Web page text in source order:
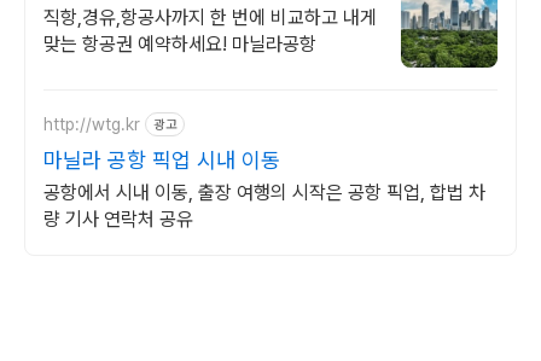
해외노선 특가
직항,경유,항공사까지 한 번에 비교하고 내게
맞는 항공권 예약하세요! 마닐라공항
http://wtg.kr 광고
마닐라 공항 픽업 시내 이동
공항에서 시내 이동, 출장 여행의 시작은 공항 픽업, 합법 차
량 기사 연락처 공유